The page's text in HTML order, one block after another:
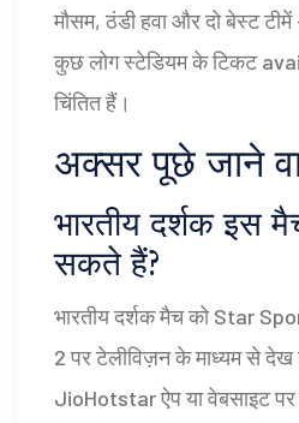
मौसम, ठंडी हवा और दो बेस्ट
कुछ लोग स्टेडियम के टिकट
चिंतित हैं।
अक्सर पूछे जाने
भारतीय दर्शक इस
सकते हैं?
भारतीय दर्शक मैच कोStar
2पर टेलीविज़न के माध्यम से
JioHotstarऐप या वेबसाइट